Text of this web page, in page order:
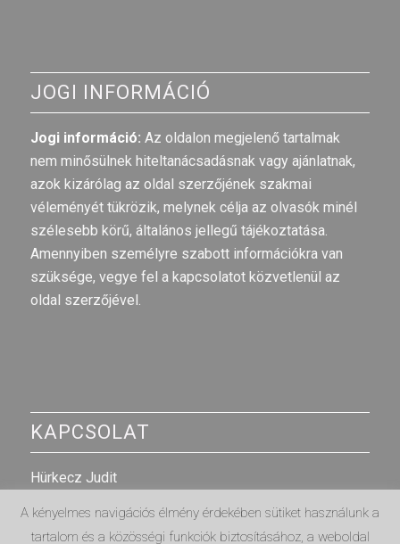
JOGI INFORMÁCIÓ
Jogi információ: Az oldalon megjelenő tartalmak
nem minősülnek hiteltanácsadásnak vagy ajánlatnak,
azok kizárólag az oldal szerzőjének szakmai
véleményét tükrözik, melynek célja az olvasók minél
szélesebb körű, általános jellegű tájékoztatása.
Amennyiben személyre szabott információkra van
szüksége, vegye fel a kapcsolatot közvetlenül az
oldal szerzőjével.
KAPCSOLAT
Hürkecz Judit
E-mail cím :judit@egyrolakettore.hu
A kényelmes navigációs élmény érdekében sütiket használunk a
tartalom és a közösségi funkciók biztosításához, a weboldal